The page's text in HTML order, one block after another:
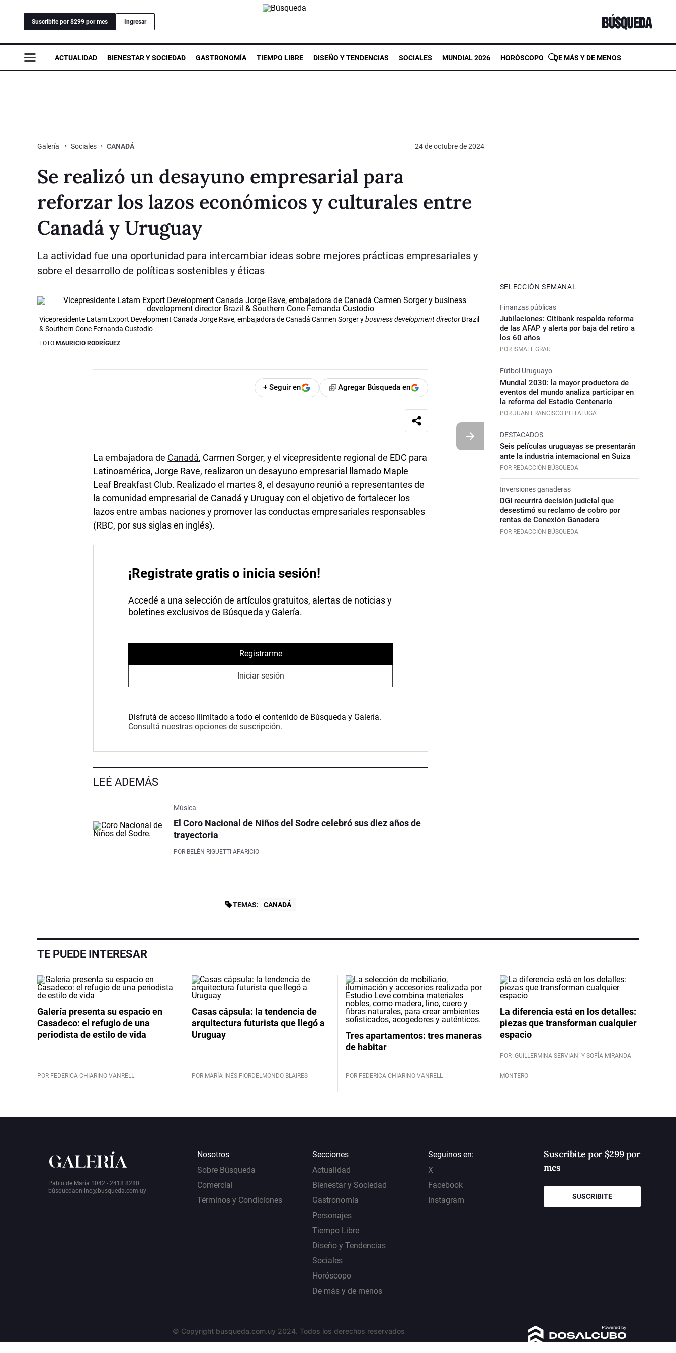
Suscribite por $299 por mes Ingresar
ACTUALIDAD BIENESTAR Y SOCIEDAD GASTRONOMÍA TIEMPO LIBRE DISEÑO Y TENDENCIAS SOCIALES MUNDIAL 2026 HORÓSCOPO DE MÁS Y DE MENOS
Galería Sociales CANADÁ 24 de octubre de 2024
Se realizó un desayuno empresarial para
reforzar los lazos económicos y culturales entre
Canadá y Uruguay
La actividad fue una oportunidad para intercambiar ideas sobre mejores prácticas empresariales y
sobre el desarrollo de políticas sostenibles y éticas
Vicepresidente Latam Export Development Canada Jorge Rave, embajadora de Canadá Carmen Sorger ybusiness developmentdirector Brazil
& Southern Cone Fernanda Custodio
FOTO MAURICIO RODRÍGUEZ
+ Seguir en Agregar Búsqueda en
La embajadora de Canadá, Carmen Sorger, y el vicepresidente regional de EDC para
Latinoamérica, Jorge Rave, realizaron un desayuno empresarial llamado Maple
Leaf Breakfast Club. Realizado el martes 8, el desayuno reunió a representantes de
la comunidad empresarial de Canadá y Uruguay con el objetivo de fortalecer los
lazos entre ambas naciones y promover las conductas empresariales responsables
(RBC, por sus siglas en inglés).
¡Registrate gratis o inicia sesión!
Accedé a una selección de artículos gratuitos, alertas de noticias y
boletines exclusivos de Búsqueda y Galería.
Registrarme
Iniciar sesión
Disfrutá de acceso ilimitado a todo el contenido de Búsqueda y Galería.
Consultá nuestras opciones de suscripción.
LEÉ ADEMÁS
Música
El Coro Nacional de Niños del Sodre celebró sus diez años de
trayectoria
POR BELÉN RIGUETTI APARICIO
TEMAS: CANADÁ
SELECCIÓN SEMANAL
Finanzas públicas
Jubilaciones: Citibank respalda reforma
de las AFAP y alerta por baja del retiro a
los 60 años
POR ISMAEL GRAU
Fútbol Uruguayo
Mundial 2030: la mayor productora de
eventos del mundo analiza participar en
la reforma del Estadio Centenario
POR JUAN FRANCISCO PITTALUGA
DESTACADOS
Seis películas uruguayas se presentarán
ante la industria internacional en Suiza
POR REDACCIÓN BÚSQUEDA
Inversiones ganaderas
DGI recurrirá decisión judicial que
desestimó su reclamo de cobro por
rentas de Conexión Ganadera
POR REDACCIÓN BÚSQUEDA
TE PUEDE INTERESAR
Galería presenta su espacio en
Casadeco: el refugio de una
periodista de estilo de vida
POR FEDERICA CHIARINO VANRELL
Casas cápsula: la tendencia de
arquitectura futurista que llegó a
Uruguay
POR MARÍA INÉS FIORDELMONDO BLAIRES
Tres apartamentos: tres maneras
de habitar
POR FEDERICA CHIARINO VANRELL
La diferencia está en los detalles:
piezas que transforman cualquier
espacio
POR GUILLERMINA SERVIAN Y SOFÍA MIRANDA
MONTERO
Pablo de María 1042 - 2418 8280
búsquedaonline@busqueda.com.uy
Nosotros
Sobre Búsqueda
Comercial
Términos y Condiciones
Secciones
Actualidad
Bienestar y Sociedad
Gastronomía
Personajes
Tiempo Libre
Diseño y Tendencias
Sociales
Horóscopo
De más y de menos
Seguinos en:
X
Facebook
Instagram
Suscribite por $299 por
mes
SUSCRIBITE
© Copyright busqueda.com.uy 2024. Todos los derechos reservados